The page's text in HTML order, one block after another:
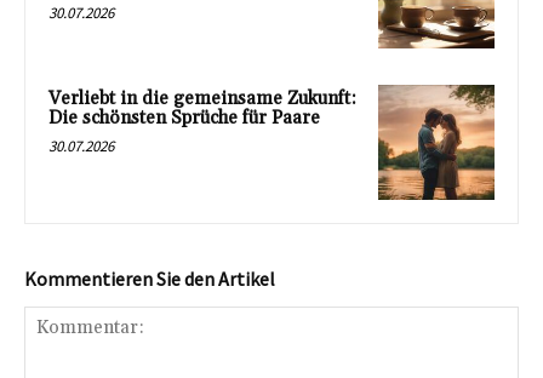
30.07.2026
Verliebt in die gemeinsame Zukunft:
Die schönsten Sprüche für Paare
30.07.2026
Kommentieren Sie den Artikel